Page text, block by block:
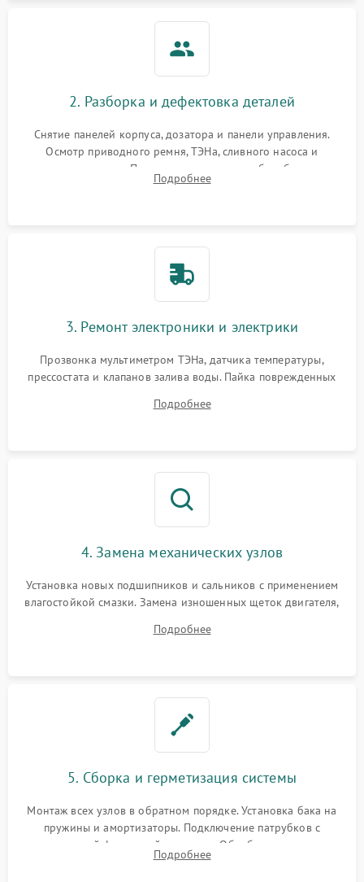
2. Разборка и дефектовка деталей
Снятие панелей корпуса, дозатора и панели управления.
Осмотр приводного ремня, ТЭНа, сливного насоса и
амортизаторов. Проверка подшипников барабана и
крестовины на износ, а манжеты люка на разрывы.
Подробнее
3. Ремонт электроники и электрики
Прозвонка мультиметром ТЭНа, датчика температуры,
прессостата и клапанов залива воды. Пайка поврежденных
Восстановление целостности проводки и контактов.
Подробнее
4. Замена механических узлов
Установка новых подшипников и сальников с применением
влагостойкой смазки. Замена изношенных щеток двигателя,
или поврежденной резиновой манжеты.
Подробнее
5. Сборка и герметизация системы
Монтаж всех узлов в обратном порядке. Установка бака на
пружины и амортизаторы. Подключение патрубков с
надежной фиксацией хомутами. Обработка стыков
герметиком для предотвращения возможных протечек воды.
Подробнее